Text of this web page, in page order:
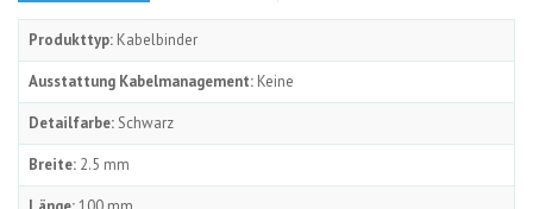
Produkttyp: Kabelbinder
Ausstattung Kabelmanagement: Keine
Detailfarbe: Schwarz
Breite: 2.5 mm